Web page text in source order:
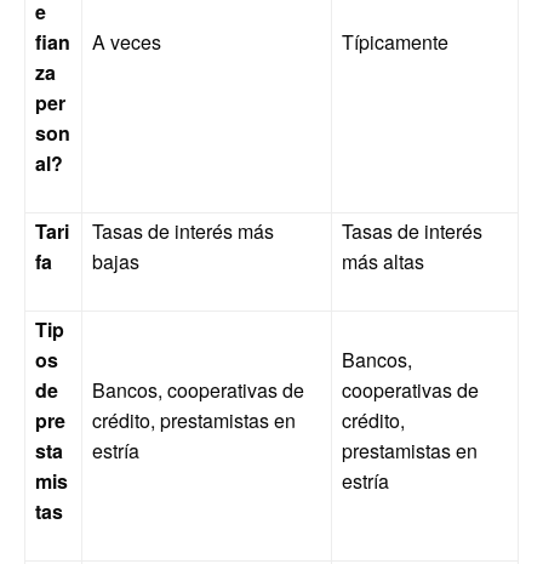
e
fian
za
per
son
al?
A veces Típicamente
Tari
fa
Tasas de interés más
bajas
Tasas de interés
más altas
Tip
os
de
pre
sta
mis
tas
Bancos, cooperativas de
crédito, prestamistas en
estría
Bancos,
cooperativas de
crédito,
prestamistas en
estría